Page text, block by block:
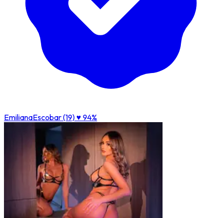
EmilianaEscobar (19)♥ 94%